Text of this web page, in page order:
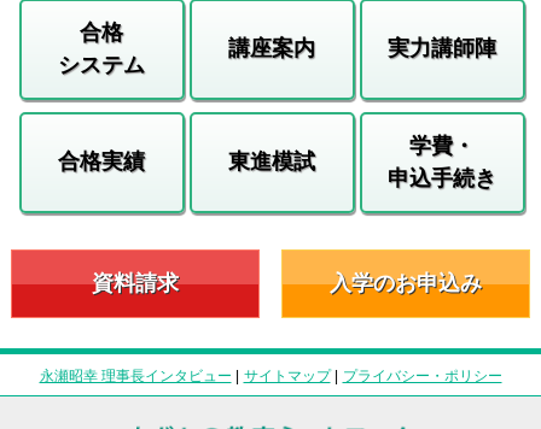
合格
システム
講座案内 実力講師陣
合格実績 東進模試
学費・
申込手続き
資料請求 入学のお申込み
永瀬昭幸 理事長インタビュー | サイトマップ| プライバシー・ポリシー